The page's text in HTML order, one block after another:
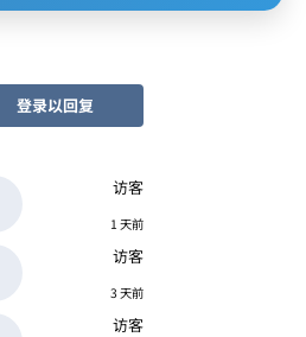
登录以回复
访客
1 天前
访客
3 天前
访客